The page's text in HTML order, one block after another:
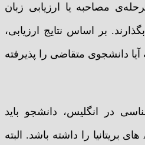
مصاحبه یا ارزیابی زبان
بر اساس نتایج ارزیابی،
دانشجوی متقاضی را پذیرفته
در انگلیس، دانشجو باید
مدرک دیپلم معادل A-level های بریتانیا را داشته باشد. البته